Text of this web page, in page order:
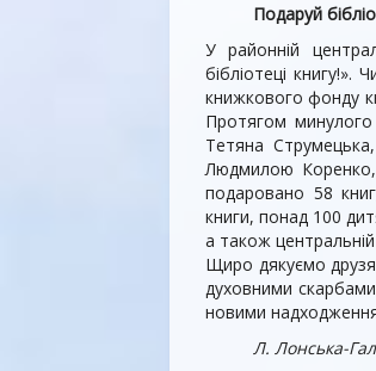
Подаруй
У районній
бібліотеці книгу!».
книжкового фонду
Протя­гом
Тетяна
Людмилою
подаровано 58
книги, понад 100
а також центральній
Щиро дякуємо
духовними
новими
Л. Лонська-